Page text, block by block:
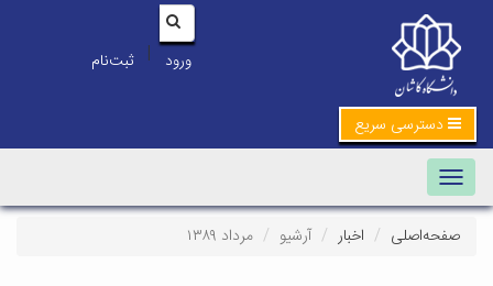
ورود | ثبت‌نام
دسترسی سریع
Toggle navigation
صفحه‌اصلی اخبار آرشیو مرداد ۱۳۸۹